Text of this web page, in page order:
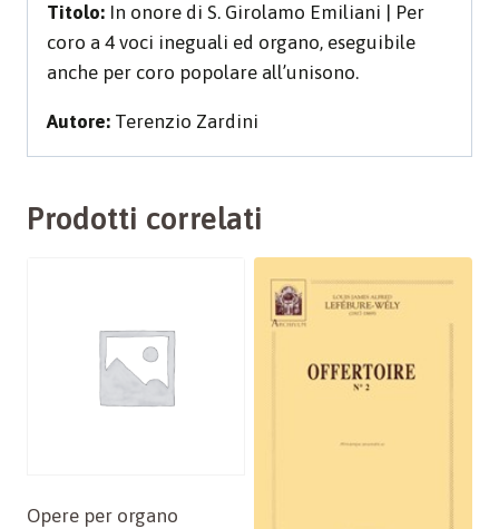
Titolo: In onore di S. Girolamo Emiliani | Per
coro a 4 voci ineguali ed organo, eseguibile
anche per coro popolare all’unisono.
Autore: Terenzio Zardini
Prodotti correlati
Opere per organo